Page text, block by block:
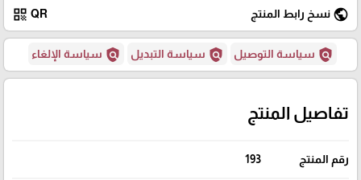
public نسخ رابط المنتج QR
qr_code
policy سياسة التوصيل policy سياسة التبديل policy سياسة الإلغاء
تفاصيل المنتج
رقم المنتج 193